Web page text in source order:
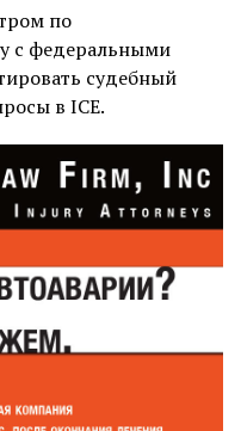
по
с федеральными
судебный
в ICE.